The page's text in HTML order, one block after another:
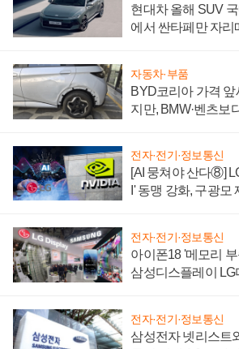
현대차 올해 SUV
에서 싼타페만 자리
자동차·부품
BYD코리아 가격
지만, BMW·벤츠보
전자·전기·정보통신
[AI 뭉쳐야 산다⑧]
I' 동맹 강화, 구광모
전자·전기·정보통신
아이폰18 '메모리
삼성디스플레이
전자·전기·정보통신
삼성전자 넷리스트